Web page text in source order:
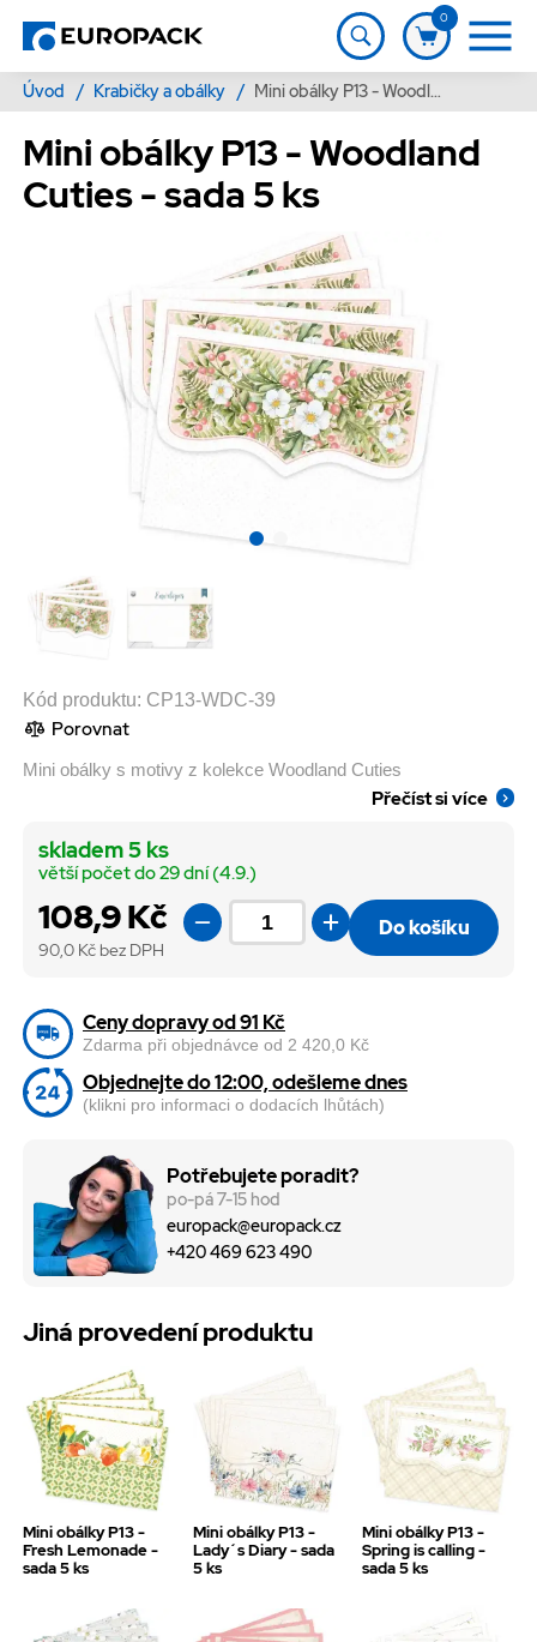
0
Úvod / Krabičky a obálky / Mini obálky P13 - Woodland Cuties - sada 5 ks
Mini obálky P13 - Woodland
Cuties - sada 5 ks
Kód produktu: CP13-WDC-39
Porovnat
Mini obálky s motivy z kolekce Woodland Cuties
Přečíst si více
108,9 Kč
90,0 Kč bez DPH
skladem 5 ks
větší počet do 29 dní (4.9.)
Do košíku
Ceny dopravy od 91 Kč
Zdarma při objednávce od 2 420,0 Kč
Objednejte do 12:00, odešleme dnes
(klikni pro informaci o dodacích lhůtách)
Potřebujete poradit?
po-pá 7-15 hod
europack@europack.cz
+420 469 623 490
Jiná provedení produktu
Mini obálky P13 -
Fresh Lemonade -
sada 5 ks
Mini obálky P13 -
Lady´s Diary - sada
5 ks
Mini obálky P13 -
Spring is calling -
sada 5 ks